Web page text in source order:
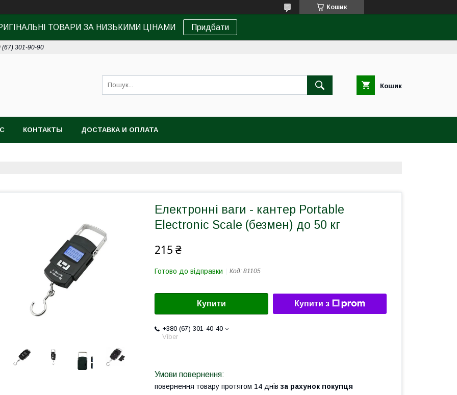
Кошик
ТОВАРИ ЗА НИЗЬКИМИ ЦІНАМИ Придбати
(67) 301-90-90
Кошик
КОНТАКТЫ ДОСТАВКА И ОПЛАТА
Електронні ваги - кантер Portable
Electronic Scale (безмен) до 50 кг
215 ₴
Готово до відправки Код: 81105
Купити Купити з
+380 (67) 301-40-40
Viber
повернення товару протягом 14 днів за рахунок покупця